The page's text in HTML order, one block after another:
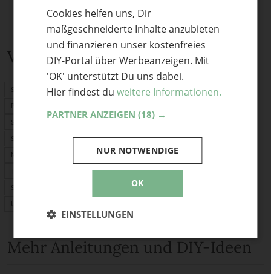
Verwandte Themen
Schnittmuster
PDF-Schnittmuster
Stoffrechner
Stofflexikon
Nählexikon
Tasche selber machen
Selber nähen
Upcycling
Mehr Anleitungen und DIY-Ideen
Cookies helfen uns, Dir
maßgeschneiderte Inhalte anzubieten
und finanzieren unser kostenfreies
DIY-Portal über Werbeanzeigen. Mit
'OK' unterstützt Du uns dabei.
Hier findest du weitere Informationen.
PARTNER ANZEIGEN (18) →
OK
NUR NOTWENDIGE
EINSTELLUNGEN